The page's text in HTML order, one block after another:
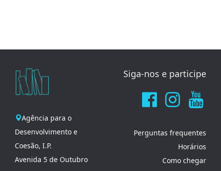
Agência para o
Desenvolvimento e
Coesão, I.P.
Avenida 5 de Outubro
Siga-nos e participe
Perguntas frequentes
Horários
Como chegar